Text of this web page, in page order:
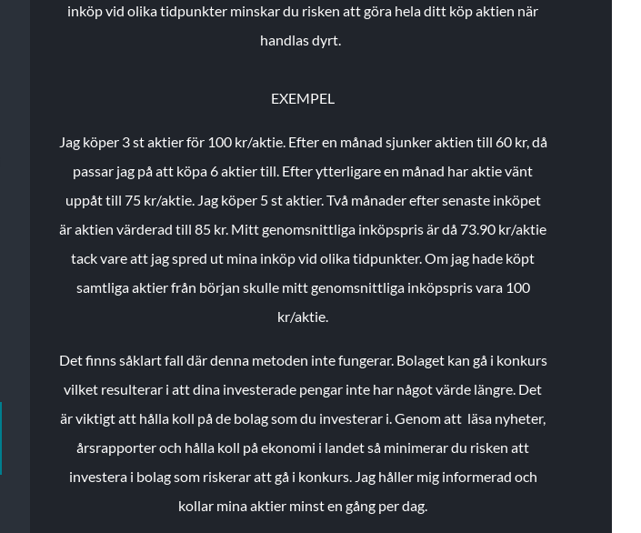
inköp vid olika tidpunkter minskar du risken att göra hela ditt köp aktien när
handlas dyrt.
EXEMPEL
Jag köper 3 st aktier för 100 kr/aktie. Efter en månad sjunker aktien till 60 kr, då
passar jag på att köpa 6 aktier till. Efter ytterligare en månad har aktie vänt
uppåt till 75 kr/aktie. Jag köper 5 st aktier.Två månader efter senaste inköpet
är aktien värderad till 85 kr. Mitt genomsnittliga inköpspris är då 73.90 kr/aktie
tack vare att jag spred ut mina inköp vid olika tidpunkter. Om jag hade köpt
samtliga aktier från början skulle mitt genomsnittliga inköpspris vara 100
kr/aktie.
Det finns såklart fall där denna metoden inte fungerar. Bolaget kan gå i konkurs
vilket resulterar i att dina investerade pengar inte har något värde längre. Det
är viktigt att hålla koll på de bolag som du investerar i. Genom att läsa nyheter,
årsrapporter och hålla koll på ekonomi i landet så minimerar du risken att
investera i bolag som riskerar att gå i konkurs. Jag håller mig informerad och
kollar mina aktier minst en gång per dag.